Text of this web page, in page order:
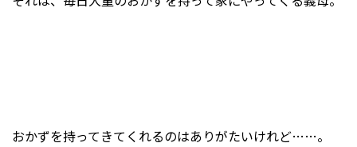
おかずを持ってきてくれるのはありがたいけれど……。